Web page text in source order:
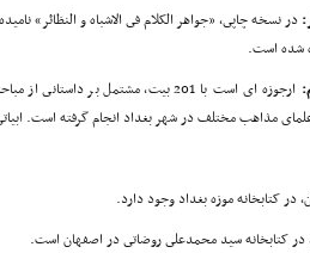
ارجوزه اى است با 201 بیت، مشتمل بر
مذاهب مختلف در شهر بغداد انجام گرفته است.
در کتابخانه موزه بغداد وجود دارد.
در کتابخانه سید محمدعلى روضاتى در اصفهان است.